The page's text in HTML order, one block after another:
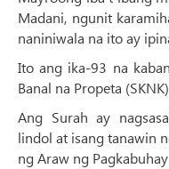
Madani, ngunit
naniniwala na ito ay
Ito ang ika-93 na
Banal na Propeta
Ang Surah ay
lindol at isang tanawin
ng Araw ng